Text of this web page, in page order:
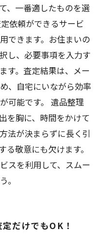
、一番適したものを選
依頼ができるサービ
できます。お住まいの
し、必要事項を入力す
す。査定結果は、メー
、自宅にいながら効率
可能です。 遺品整理
を胸に、時間をかけて
法が決まらずに長く引
る敬意にも欠けます。
スを利用して、スムー
。
だけでもOK！